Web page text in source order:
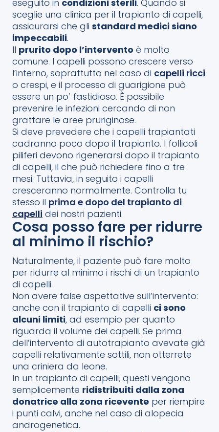
eseguito in condizioni sterili. Quando si
sceglie una clinica per il trapianto di capelli,
assicurarsi che gli standard medici siano
impeccabili.
Il prurito dopo l’intervento è molto
comune. I capelli possono crescere verso
l’interno, soprattutto nel caso di capelli ricci
o crespi, e il processo di guarigione può
essere un po’ fastidioso. È possibile
prevenire le infezioni cercando di non
grattare le aree pruriginose.
Si deve prevedere che i capelli trapiantati
cadranno poco dopo il trapianto. I follicoli
piliferi devono rigenerarsi dopo il trapianto
di capelli, il che può richiedere fino a tre
mesi. Tuttavia, in seguito i capelli
cresceranno normalmente. Controlla tu
stesso il prima e dopo del trapianto di
capelli dei nostri pazienti.
Cosa posso fare per ridurre
al minimo il rischio?
Naturalmente, il paziente può fare molto
per ridurre al minimo i rischi di un trapianto
di capelli.
Non avere false aspettative sull’intervento:
anche con il trapianto di capelli ci sono
alcuni limiti, ad esempio per quanto
riguarda il volume dei capelli. Se prima
dell’intervento di autotrapianto avevate già
capelli relativamente sottili, non otterrete
una criniera da leone.
In un trapianto di capelli, questi vengono
semplicemente ridistribuiti dalla zona
donatrice alla zona ricevente per riempire
i punti calvi, anche nel caso di alopecia
androgenetica.